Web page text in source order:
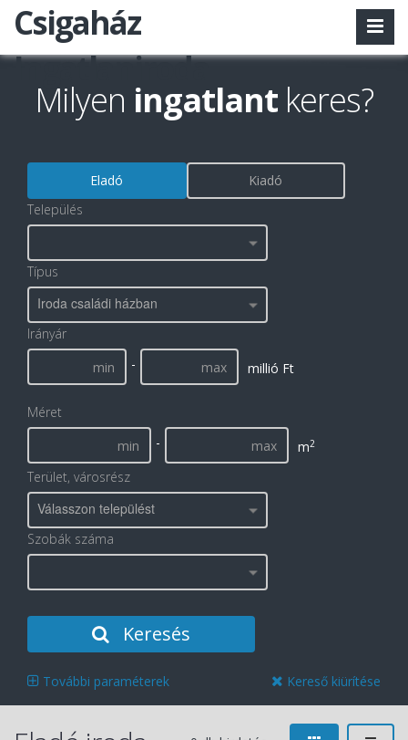
Csigaház
Ingatlaniroda
Milyen ingatlant keres?
Eladó
Kiadó
Település
Típus
Iroda családi házban
Irányár
-
millió Ft
Méret
-
m2
Terület, városrész
Válasszon települést
Szobák száma
Keresés
További paraméterek Kereső kiürítése